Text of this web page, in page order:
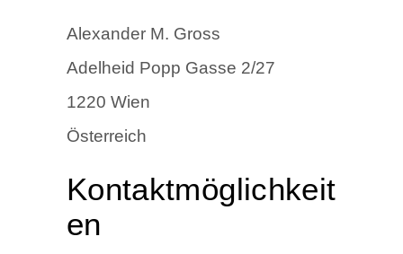
Alexander M. Gross
Adelheid Popp Gasse 2/27
1220 Wien
Österreich
Kontaktmöglichkeit
en